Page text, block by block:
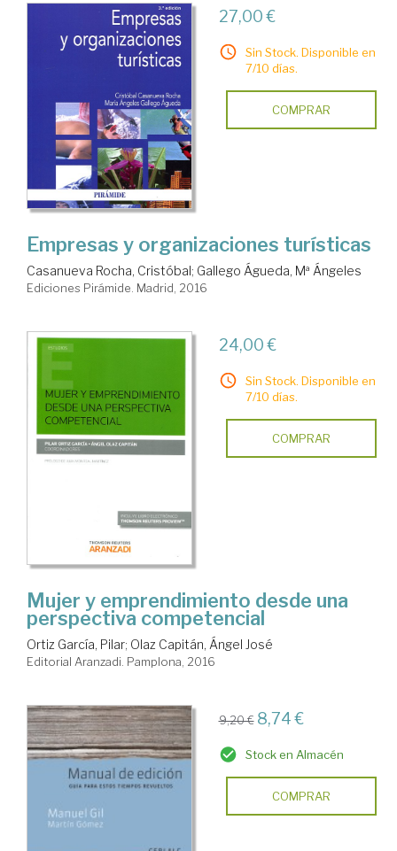
27,00 €
Sin Stock. Disponible en
7/10 días.
COMPRAR
Empresas y organizaciones turísticas
Casanueva Rocha, Cristóbal; Gallego Águeda, Mª Ángeles
Ediciones Pirámide. Madrid, 2016
24,00 €
Sin Stock. Disponible en
7/10 días.
COMPRAR
Mujer y emprendimiento desde una
perspectiva competencial
Ortiz García, Pilar; Olaz Capitán, Ángel José
Editorial Aranzadi. Pamplona, 2016
9,20 € 8,74 €
Stock en Almacén
COMPRAR